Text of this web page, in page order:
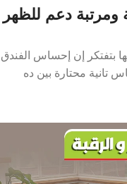
ومرتبة دعم للظهر
بتفتكر إن إحساس الفندق
محتارة بين ده